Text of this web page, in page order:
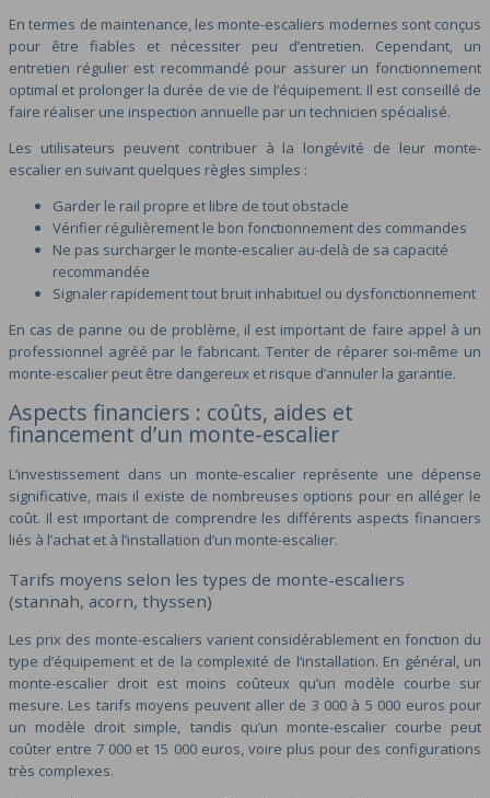
En termes de maintenance, les monte-escaliers modernes sont conçus
pour être fiables et nécessiter peu d’entretien. Cependant, un
entretien régulier est recommandé pour assurer un fonctionnement
optimal et prolonger la durée de vie de l’équipement. Il est conseillé de
faire réaliser une inspection annuelle par un technicien spécialisé.
Les utilisateurs peuvent contribuer à la longévité de leur monte-
escalier en suivant quelques règles simples :
Garder le rail propre et libre de tout obstacle
Vérifier régulièrement le bon fonctionnement des commandes
Ne pas surcharger le monte-escalier au-delà de sa capacité
recommandée
Signaler rapidement tout bruit inhabituel ou dysfonctionnement
En cas de panne ou de problème, il est important de faire appel à un
professionnel agréé par le fabricant. Tenter de réparer soi-même un
monte-escalier peut être dangereux et risque d’annuler la garantie.
Aspects financiers : coûts, aides et
financement d’un monte-escalier
L’investissement dans un monte-escalier représente une dépense
significative, mais il existe de nombreuses options pour en alléger le
coût. Il est important de comprendre les différents aspects financiers
liés à l’achat et à l’installation d’un monte-escalier.
Tarifs moyens selon les types de monte-escaliers
(stannah, acorn, thyssen)
Les prix des monte-escaliers varient considérablement en fonction du
type d’équipement et de la complexité de l’installation. En général, un
monte-escalier droit est moins coûteux qu’un modèle courbe sur
mesure. Les tarifs moyens peuvent aller de 3 000 à 5 000 euros pour
un modèle droit simple, tandis qu’un monte-escalier courbe peut
coûter entre 7 000 et 15 000 euros, voire plus pour des configurations
très complexes.